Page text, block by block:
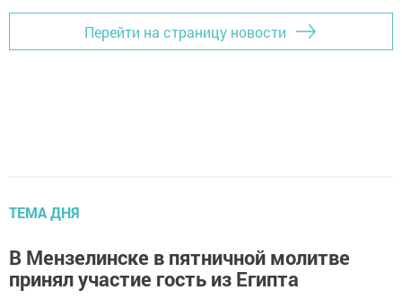
Перейти на страницу новости
ТЕМА ДНЯ
В Мензелинске в пятничной молитве
принял участие гость из Египта